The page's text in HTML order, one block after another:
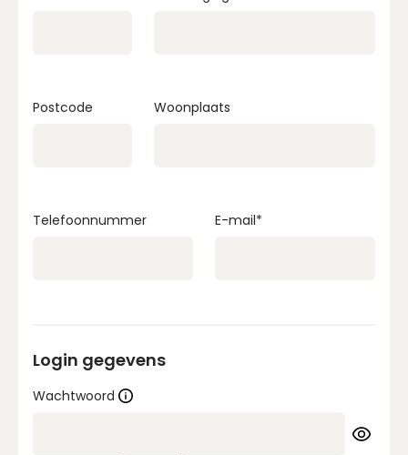
Postcode Woonplaats
Telefoonnummer E-mail*
Login gegevens
Wachtwoord